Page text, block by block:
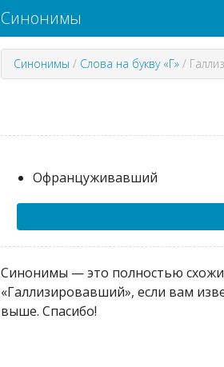
Синонимы
Синонимы / Слова на букву «Г» /
Офранцуживавший
Синонимы — это полностью
«Галлизировавший», если вам
выше. Спасибо!